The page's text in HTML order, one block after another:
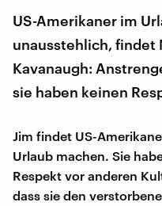
US-Amerikaner im
unausstehlich, findet
Kavanaugh:
sie haben keinen
Jim findet US-
Urlaub machen. Sie
Respekt vor anderen
dass sie den